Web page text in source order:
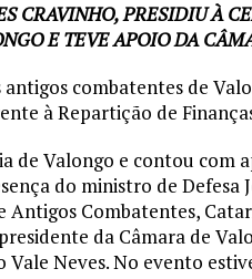
CRAVINHO, PRESIDIU À
E TEVE APOIO DA
combatentes de
à Repartição de
de Valongo e contou com
do ministro de Defesa
Antigos Combatentes,
da Câmara de
Neves. No evento